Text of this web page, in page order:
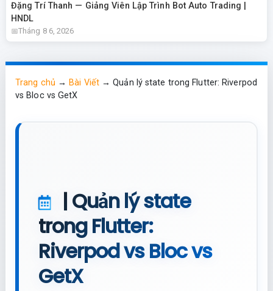
Đặng Trí Thanh — Giảng Viên Lập Trình Bot Auto Trading |
HNDL
Tháng 8 6, 2026
Trang chủ →Bài Viết→Quản lý state trong Flutter: Riverpod
vs Bloc vs GetX
| Quản lý state
trong Flutter:
Riverpod vs Bloc vs
GetX